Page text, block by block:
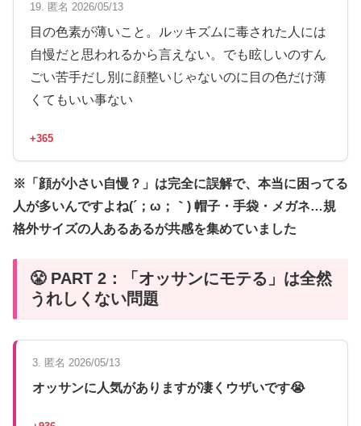
19. 匿名 2026/05/13
目の色素が薄いこと。ルッキズムに毒された人には
自慢だと思われるから言えない。でも眩しいのすん
ごい苦手だし別に顔整いじゃないのに目の色だけ薄
くてもいい事ない
+365
※「顔が小さい自慢？」は完全に誤解で、本当に困ってる
人が多いんですよね(´；ω；｀) 帽子・手袋・メガネ…規
格外サイズの人あるあるが共感を集めていました
😤 PART 2：「オッサンにモテる」は全然
うれしくない問題
3. 匿名 2026/05/13
オッサンに人気がありますが凄くウザいです😭